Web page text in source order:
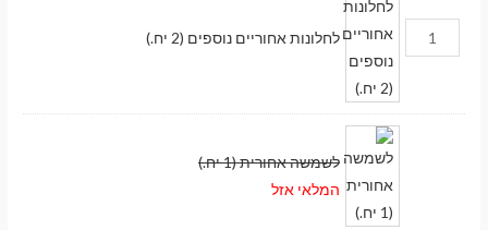
לחלונות אחוריים נוספים (2 יח.)
לשמשה אחורית (1 יח.)
המלאי אזל
מעבר לסל הקניות